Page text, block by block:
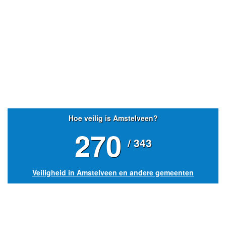
Hoe veilig is Amstelveen?
270 / 343
Veiligheid in Amstelveen en andere gemeenten